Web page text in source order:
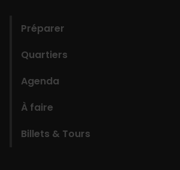
Préparer
Quartiers
Agenda
À faire
Billets & Tours